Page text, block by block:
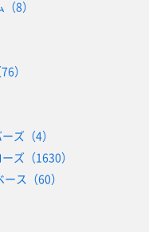
8）
）
ズ（4）
ズ（1630）
ス（60）